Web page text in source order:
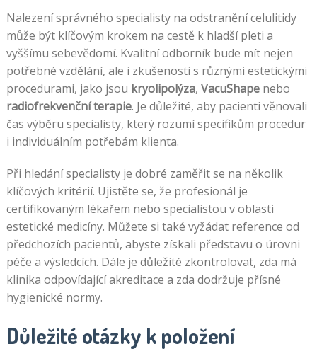
Nalezení správného specialisty na odstranění celulitidy
může být klíčovým krokem na cestě k hladší pleti a
vyššímu sebevědomí. Kvalitní odborník bude mít nejen
potřebné vzdělání, ale i zkušenosti s různými estetickými
procedurami, jako jsou kryolipolýza, VacuShapenebo
radiofrekvenční terapie. Je důležité, aby pacienti věnovali
čas výběru specialisty, který rozumí specifikům procedur
i individuálním potřebám klienta.
Při hledání specialisty je dobré zaměřit se na několik
klíčových kritérií. Ujistěte se, že profesionál je
certifikovaným lékařem nebo specialistou v oblasti
estetické medicíny. Můžete si také vyžádat reference od
předchozích pacientů, abyste získali představu o úrovni
péče a výsledcích. Dále je důležité zkontrolovat, zda má
klinika odpovídající akreditace a zda dodržuje přísné
hygienické normy.
Důležité otázky k položení